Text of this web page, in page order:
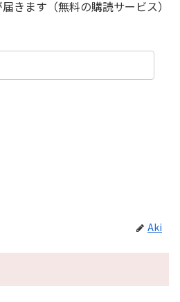
きます（無料の購読サービス）
Aki